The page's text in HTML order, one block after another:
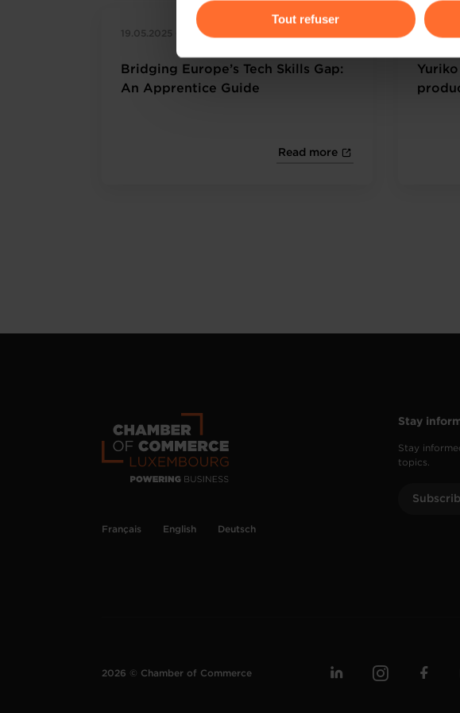
gauche de chaque page.
personnelles, vous pouvez consulter notre
personnelles
Tout refuser
19.05.2025 - Silicon Luxembourg
Bridging Europe’s Tech Skills Gap:
An Apprentice Guide
Read more
Yuriko
Français English Deutsch
Stay
Stay
topics.
2026 © Chamber of Commerce